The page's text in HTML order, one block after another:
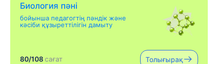
Биология пәні
бойынша педагогтің пәндік және
кәсіби құзыреттілігін дамыту
80/108сағат Толығырақ